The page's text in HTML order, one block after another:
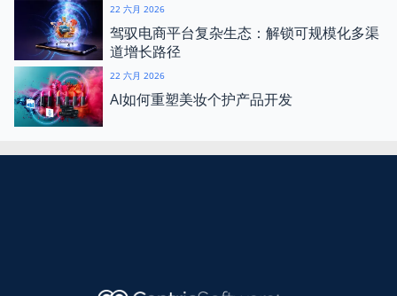
22 六月 2026
驾驭电商平台复杂生态：解锁可规模化多渠
道增长路径
22 六月 2026
AI如何重塑美妆个护产品开发